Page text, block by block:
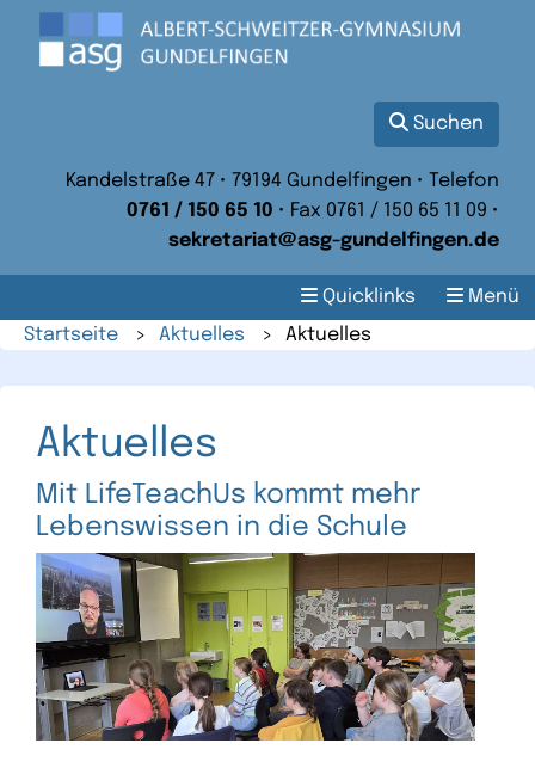
Suchen
Kandelstraße 47 • 79194 Gundelfingen • Telefon
0761 / 150 65 10 • Fax 0761 / 150 65 11 09 •
sekretariat@asg-gundelfingen.de
Menü
Quicklinks
Startseite
> Aktuelles > Aktuelles
Aktuelles
Mit LifeTeachUs kommt mehr
Lebenswissen in die Schule